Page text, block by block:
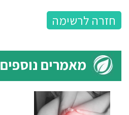
חזרה לרשימה
מאמרים נוספים